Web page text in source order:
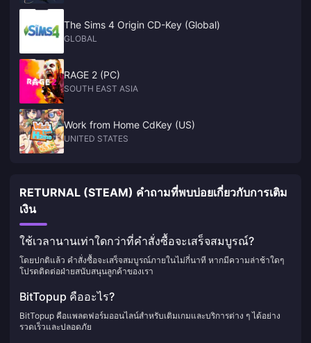
The Sims 4 Origin CD-Key (Global)
GLOBAL
RAGE 2 (PC)
SOUTH EAST ASIA
Work from Home CdKey (US)
UNITED STATES
RETURNAL (STEAM) คำถามที่พบบ่อยเกี่ยวกับการเติม
เงิน
ใช้เวลานานเท่าใดกว่าที่คำสั่งซื้อจะเสร็จสมบูรณ์?
โดยปกติแล้ว คำสั่งซื้อจะเสร็จสมบูรณ์ภายในไม่กี่นาที หากมีความล่าช้าใดๆ
โปรดติดต่อฝ่ายสนับสนุนลูกค้าของเรา
BitTopup คืออะไร?
BitTopup คือแพลตฟอร์มออนไลน์สำหรับเติมเกมและบริการต่าง ๆ ได้อย่าง
รวดเร็วและปลอดภัย